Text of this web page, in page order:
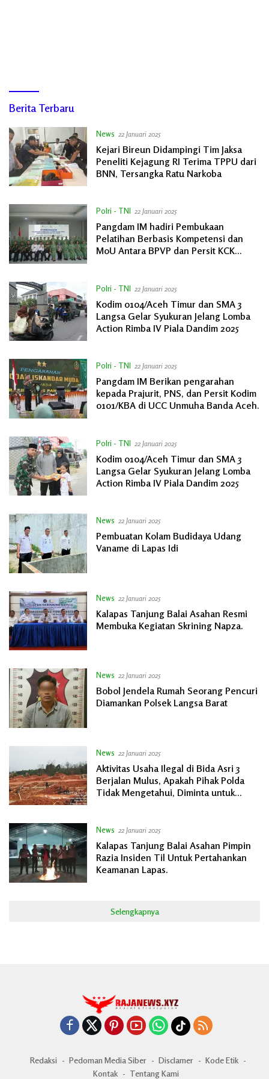
RAJANEWS
Berita Terbaru
News 22 Januari 2025
Kejari Bireun Didampingi Tim Jaksa
Peneliti Kejagung RI Terima TPPU dari
BNN, Tersangka Ratu Narkoba
Polri - TNI 22 Januari 2025
Pangdam IM hadiri Pembukaan
Pelatihan Berbasis Kompetensi dan
MoU Antara BPVP dan Persit KCK
Polri - TNI 22 Januari 2025
Kodim 0104/Aceh Timur dan SMA 3
Langsa Gelar Syukuran Jelang Lomba
Action Rimba IV Piala Dandim 2025
Polri - TNI 22 Januari 2025
Pangdam IM Berikan pengarahan
kepada Prajurit, PNS, dan Persit Kodim
0101/KBA di UCC Unmuha Banda Aceh.
Polri - TNI 22 Januari 2025
Kodim 0104/Aceh Timur dan SMA 3
Langsa Gelar Syukuran Jelang Lomba
Action Rimba IV Piala Dandim 2025
News 22 Januari 2025
Pembuatan Kolam Budidaya Udang
Vaname di Lapas Idi
News 22 Januari 2025
Kalapas Tanjung Balai Asahan Resmi
Membuka Kegiatan Skrining Napza.
News 22 Januari 2025
Bobol Jendela Rumah Seorang Pencuri
Diamankan Polsek Langsa Barat
News 22 Januari 2025
Aktivitas Usaha Ilegal di Bida Asri 3
Berjalan Mulus, Apakah Pihak Polda
Tidak Mengetahui, Diminta untuk
News 22 Januari 2025
Kalapas Tanjung Balai Asahan Pimpin
Razia Insiden Til Untuk Pertahankan
Keamanan Lapas.
Selengkapnya
Redaksi Pedoman Media Siber Disclamer
Kode Etik
Kontak
Tentang Kami